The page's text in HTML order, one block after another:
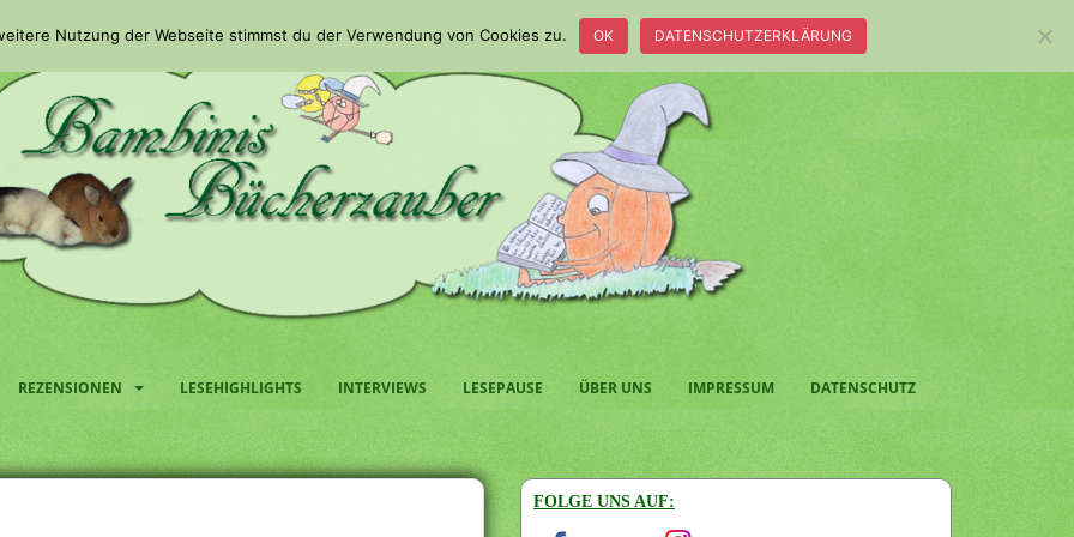
REZENSIONEN LESEHIGHLIGHTS INTERVIEWS LESEPAUSE ÜBER UNS IMPRESSUM DATENSCHUTZ
FOLGE UNS AUF:
Nutzung der Webseite stimmst du der Verwendung von Cookies zu. OK DATENSCHUTZERKLÄRUNG